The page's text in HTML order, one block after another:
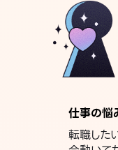
仕事の悩
転職した